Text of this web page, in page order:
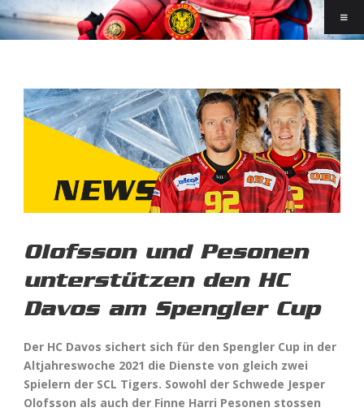
Olofsson und Pesonen
unterstützen den HC
Davos am Spengler Cup
Der HC Davos sichert sich für den Spengler Cup in der
Altjahreswoche 2021 die Dienste von gleich zwei
Spielern der SCL Tigers. Sowohl der Schwede Jesper
Olofsson als auch der Finne Harri Pesonen stossen